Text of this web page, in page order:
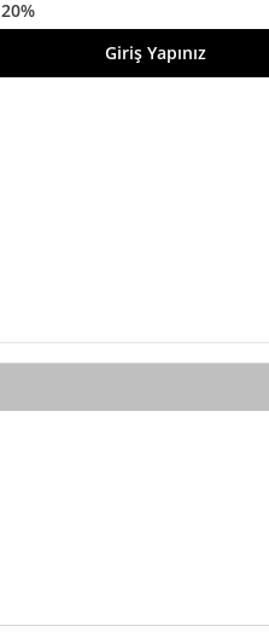
20%
Giriş Yapınız